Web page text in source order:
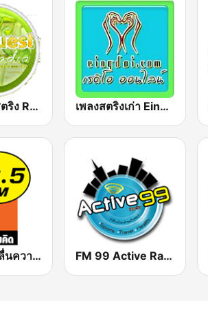
สถานีเพลงสตริง Request Radio เพลงสตริงเก่า Eingdoi Radio
FM 96.5 คลื่นความคิด Thinking Radio FM 99 Active Radio